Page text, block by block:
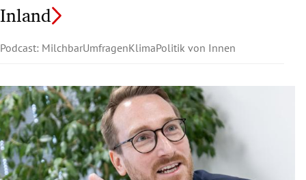
Inland
Podcast: MilchbarUmfragenKlimaPolitik von Innen